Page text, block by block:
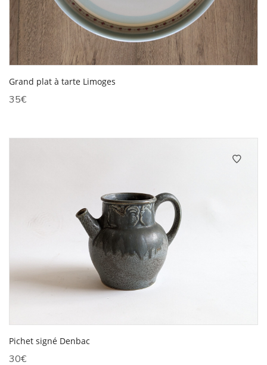
Grand plat à tarte Limoges
35€
Pichet signé Denbac
30€